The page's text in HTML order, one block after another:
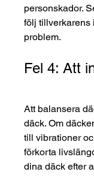
personskador.
följ tillverkarens
problem.
Fel 4: Att
Att balansera
däck. Om
till vibrationer
förkorta
dina däck efter